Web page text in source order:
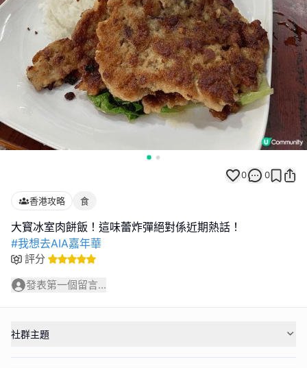
0 0
香港攻略 食
#我想去AIA嘉年華
評分
發表第一個留言...
社群主題